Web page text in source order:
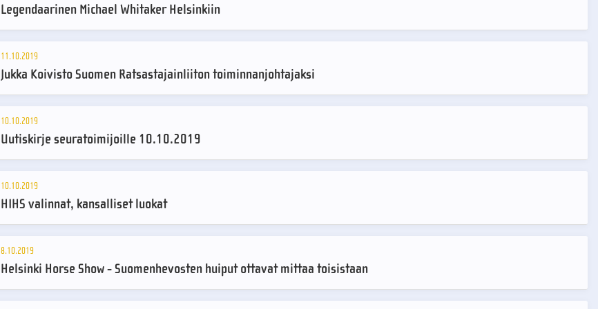
Legendaarinen Michael Whitaker Helsinkiin
11.10.2019
Jukka Koivisto Suomen Ratsastajainliiton toiminnanjohtajaksi
10.10.2019
Uutiskirje seuratoimijoille 10.10.2019
10.10.2019
HIHS valinnat, kansalliset luokat
8.10.2019
Helsinki Horse Show - Suomenhevosten huiput ottavat mittaa toisistaan